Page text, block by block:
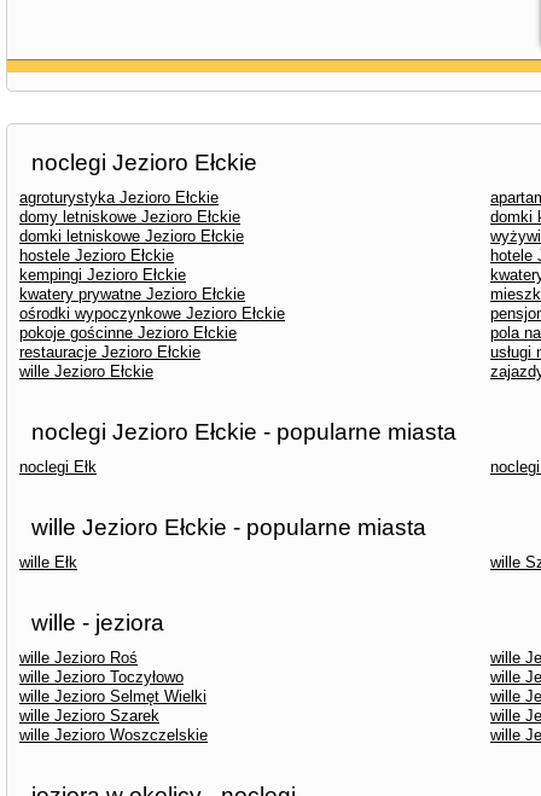
noclegi Jezioro Ełckie
agroturystyka Jezioro Ełckie
domy letniskowe Jezioro Ełckie
domki
domki letniskowe Jezioro Ełckie
hostele Jezioro Ełckie
hotele
kempingi Jezioro Ełckie
kwatery prywatne Jezioro Ełckie
ośrodki wypoczynkowe Jezioro Ełckie
pokoje gościnne Jezioro Ełckie
pola
restauracje Jezioro Ełckie
usługi
wille Jezioro Ełckie
noclegi Jezioro Ełckie - popularne miasta
noclegi Ełk
wille Jezioro Ełckie - popularne miasta
wille Ełk wille
wille - jeziora
wille Jezioro Roś
wille
wille Jezioro Toczyłowo
wille
wille Jezioro Selmęt Wielki
wille
wille Jezioro Szarek
wille
wille Jezioro Woszczelskie
wille